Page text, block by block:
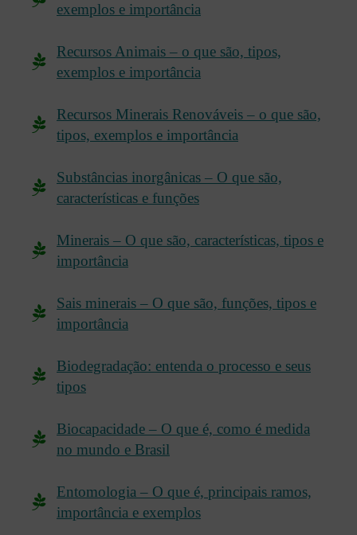
exemplos e importância
Recursos Animais – o que são, tipos,
exemplos e importância
Recursos Minerais Renováveis – o que são,
tipos, exemplos e importância
Substâncias inorgânicas – O que são,
características e funções
Minerais – O que são, características, tipos e
importância
Sais minerais – O que são, funções, tipos e
importância
Biodegradação: entenda o processo e seus
tipos
Biocapacidade – O que é, como é medida
no mundo e Brasil
Entomologia – O que é, principais ramos,
importância e exemplos